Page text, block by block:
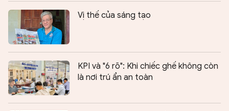
Vị thế của sáng tạo
KPI và "6 rõ": Khi chiếc ghế không còn
là nơi trú ẩn an toàn